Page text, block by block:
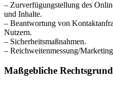
– Zurverfügungstellung des
und Inhalte.
– Beantwortung von
Nutzern.
– Sicherheitsmaßnahmen.
– Reichweitenmessung/Marketing
Maßgebliche